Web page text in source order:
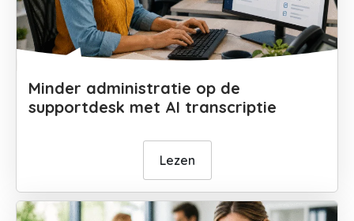
Minder administratie op de
supportdesk met AI transcriptie
Lezen